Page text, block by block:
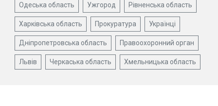
Одеська область Ужгород Рівненська область
Харківська область Прокуратура Українці
Дніпропетровська область Правоохоронний орган
Львів Черкаська область Хмельницька область